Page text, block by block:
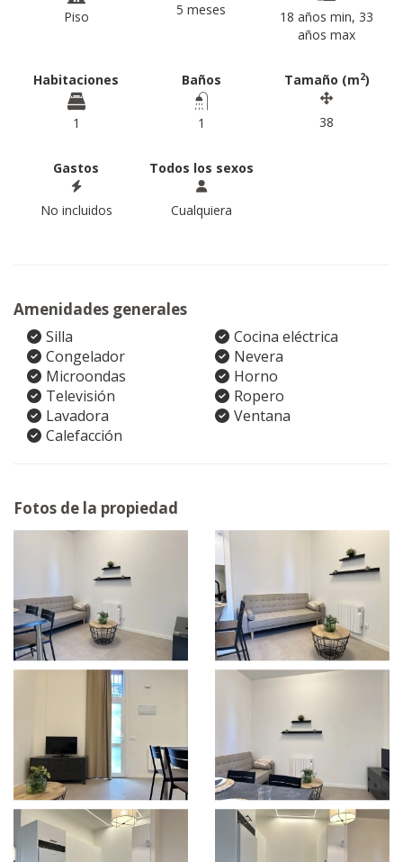
Piso 5 meses
18 años min, 33
años max
Habitaciones
1
Baños
1
Tamaño (m2)
38
Gastos
No incluidos
Todos los sexos
Cualquiera
Amenidades generales
Silla
Cocina eléctrica
Congelador
Nevera
Microondas
Horno
Televisión
Ropero
Lavadora
Ventana
Calefacción
Fotos de la propiedad